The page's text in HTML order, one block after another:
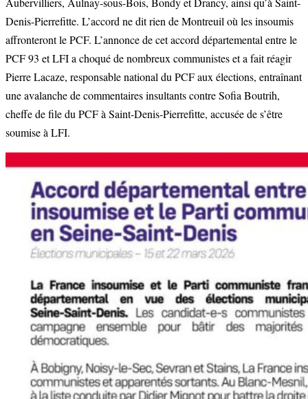
Denis-Pierrefitte. L’accord ne dit rien de Montreuil où les insoumis
affronteront le PCF. L’annonce de cet accord départemental entre le
PCF 93 et LFI a choqué de nombreux communistes et a fait réagir
Pierre Lacaze, responsable national du PCF aux élections, entraînant
une avalanche de commentaires insultants contre Sofia Boutrih,
cheffe de file du PCF à Saint-Denis-Pierrefitte, accusée de s’être
soumise à LFI.